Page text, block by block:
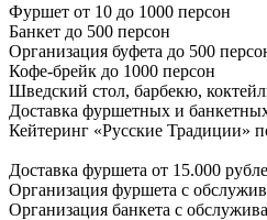
Фуршет от 10 до 1000 персон
Банкет до 500 персон
Организация буфета до 500
Кофе-брейк до 1000 персон
Шведский стол, барбекю,
Доставка фуршетных и
Кейтеринг «Русские Традиции»
Доставка фуршета от 15.000
Организация фуршета с
Организация банкета с